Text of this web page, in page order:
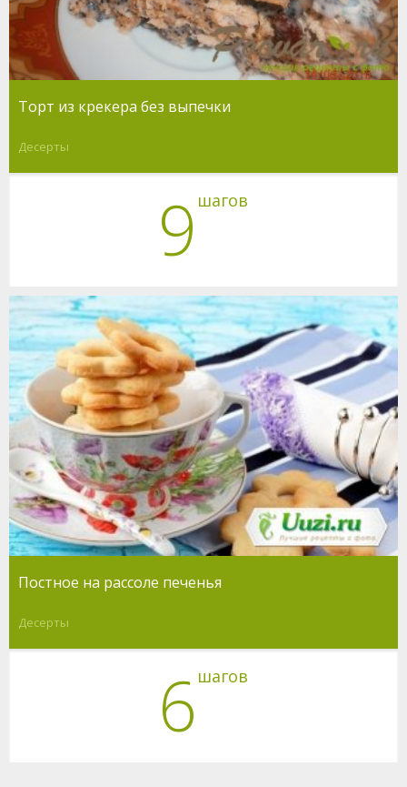
Торт из крекера без выпечки
Десерты
9 шагов
Постное на рассоле печенья
Десерты
6 шагов